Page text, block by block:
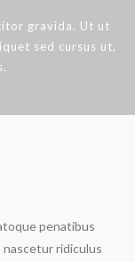
gravida. Ut ut
sed cursus ut,
penatibus
ridiculus